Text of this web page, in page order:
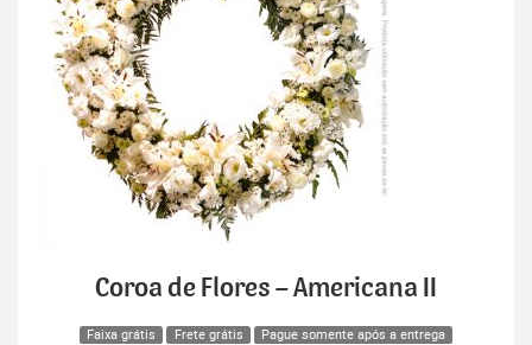
Coroa de Flores – Americana II
Faixa grátis Frete grátis Pague somente após a entrega